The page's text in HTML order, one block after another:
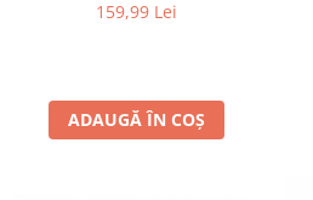
159,99 Lei
ADAUGĂ ÎN COȘ